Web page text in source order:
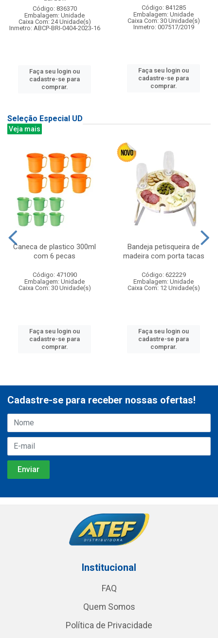
Código: 836370
Embalagem: Unidade
Caixa Com: 24 Unidade(s)
Inmetro: ABCP-BRI-0404-2023-16
Faça seu login ou
cadastre-se para
comprar.
Código: 841285
Embalagem: Unidade
Caixa Com: 30 Unidade(s)
Inmetro: 007517/2019
Faça seu login ou
cadastre-se para
comprar.
Seleção Especial UD
Veja mais
Caneca de plastico 300ml
com 6 pecas
Código: 471090
Embalagem: Unidade
Caixa Com: 30 Unidade(s)
Faça seu login ou
cadastre-se para
comprar.
Bandeja petisqueira de
madeira com porta tacas
Código: 622229
Embalagem: Unidade
Caixa Com: 12 Unidade(s)
Faça seu login ou
cadastre-se para
comprar.
Cadastre-se para receber nossas ofertas!
Institucional
FAQ
Quem Somos
Política de Privacidade